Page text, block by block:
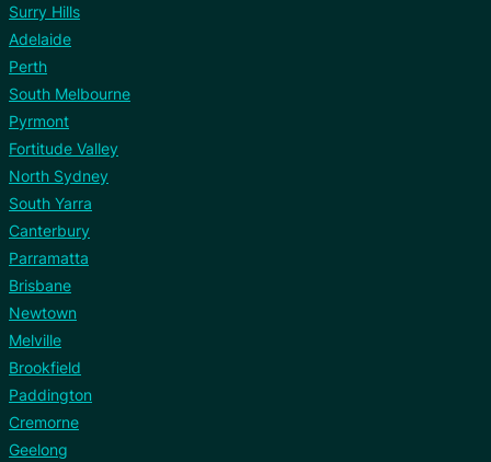
Surry Hills
Adelaide
Perth
South Melbourne
Pyrmont
Fortitude Valley
North Sydney
South Yarra
Canterbury
Parramatta
Brisbane
Newtown
Melville
Brookfield
Paddington
Cremorne
Geelong